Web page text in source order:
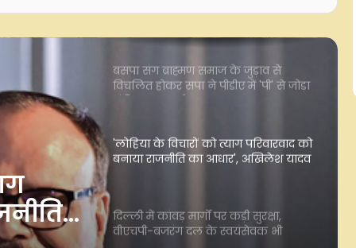
के
विचलित होकर सपा ने पीडीए में 'पी' से जोड़ा
'लोहिया के विचारों को त्याग परिवारवाद को
बनाया राजनीति का आधार', अखिलेश यादव
पर ब्रजेश पाठक का हमला
दिल्ली में कांवड़ मार्गों पर कड़ी सुरक्षा,
वीएचपी-बजरंग दल के स्वयंसेवक भी
मेरठ में शिवभक्तों पर पुष्पवर्षा करेंगे
मुख्यमंत्री योगी, सुरक्षा के कड़े इंतजाम